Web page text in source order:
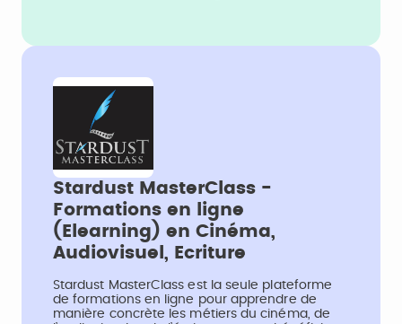
Stardust MasterClass -
Formations en ligne
(Elearning) en Cinéma,
Audiovisuel, Ecriture
Stardust MasterClass est la seule plateforme
de formations en ligne pour apprendre de
manière concrète les métiers du cinéma, de